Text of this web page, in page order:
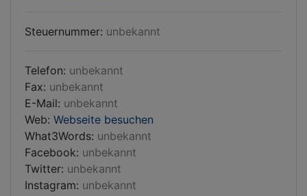
Steuernummer: unbekannt
Telefon: unbekannt
Fax: unbekannt
E-Mail: unbekannt
Web: Webseite besuchen
What3Words: unbekannt
Facebook: unbekannt
Twitter: unbekannt
Instagram: unbekannt